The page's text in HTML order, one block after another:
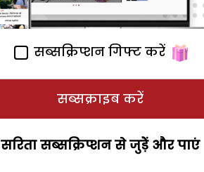
सब्सक्रिप्शन गिफ्ट करें
सब्सक्राइब करें
सरिता सब्सक्रिप्शन से जुड़ेें और पाएं